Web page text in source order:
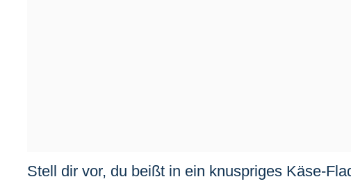
Stell dir vor, du beißt in ein knuspriges Käse-